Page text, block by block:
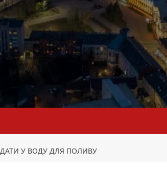
У ВОДУ ДЛЯ ПОЛИВУ